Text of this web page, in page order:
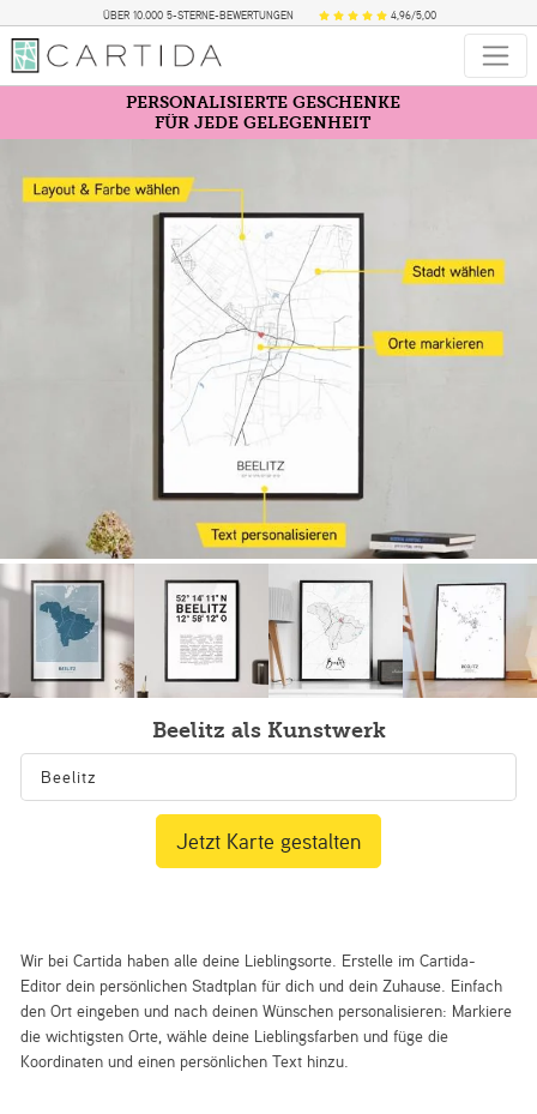
ÜBER 10.000 5-STERNE-BEWERTUNGEN 4,96/5,00
PERSONALISIERTE GESCHENKE
FÜR JEDE GELEGENHEIT
Beelitz als Kunstwerk
Wir bei Cartida haben alle deine Lieblingsorte. Erstelle im Cartida-
Editor dein persönlichen Stadtplan für dich und dein Zuhause. Einfach
den Ort eingeben und nach deinen Wünschen personalisieren: Markiere
die wichtigsten Orte, wähle deine Lieblingsfarben und füge die
Koordinaten und einen persönlichen Text hinzu.
Jetzt Karte gestalten